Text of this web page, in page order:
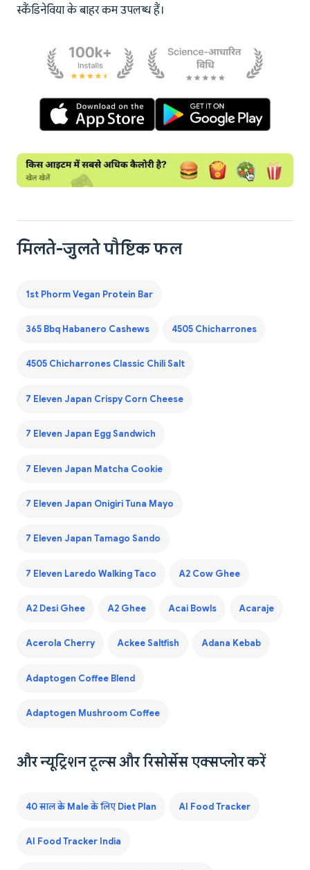
स्कैंडिनेविया के बाहर कम उपलब्ध हैं।
मिलते-जुलते पौष्टिक फल
1st Phorm Vegan Protein Bar
365 Bbq Habanero Cashews 4505 Chicharrones
4505 Chicharrones Classic Chili Salt
7 Eleven Japan Crispy Corn Cheese
7 Eleven Japan Egg Sandwich
7 Eleven Japan Matcha Cookie
7 Eleven Japan Onigiri Tuna Mayo
7 Eleven Japan Tamago Sando
7 Eleven Laredo Walking Taco A2 Cow Ghee
A2 Desi Ghee A2 Ghee Acai Bowls Acaraje
Acerola Cherry Ackee Saltfish Adana Kebab
Adaptogen Coffee Blend
Adaptogen Mushroom Coffee
और न्यूट्रिशन टूल्स और रिसोर्सेस एक्सप्लोर करें
40 साल के Male के लिए Diet Plan AI Food Tracker
AI Food Tracker India